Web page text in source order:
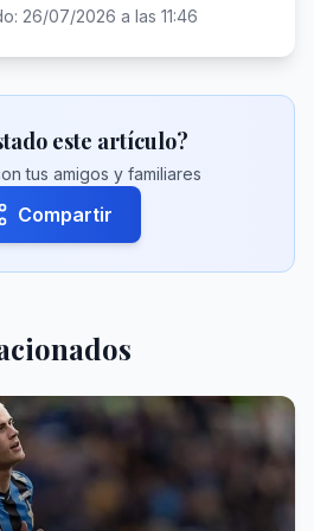
26/07/2026 a las 11:46
este artículo?
tus amigos y familiares
Compartir